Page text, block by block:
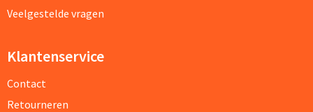
Veelgestelde vragen
Klantenservice
Contact
Retourneren